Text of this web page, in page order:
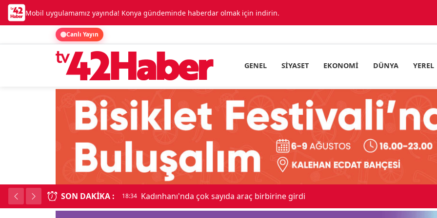
Mobil uygulamamız yayında! Konya gündeminde haberdar olmak için indirin.
Canlı Yayın
GENEL SIYASET EKONOMI DÜNYA YEREL
SON DAKIKA : 18:34 Kadınhanı'nda çok sayıda araç birbirine girdi